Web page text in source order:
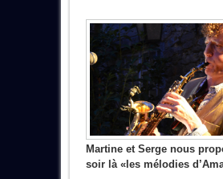
Martine et Serge nous
soir là «les mélodies